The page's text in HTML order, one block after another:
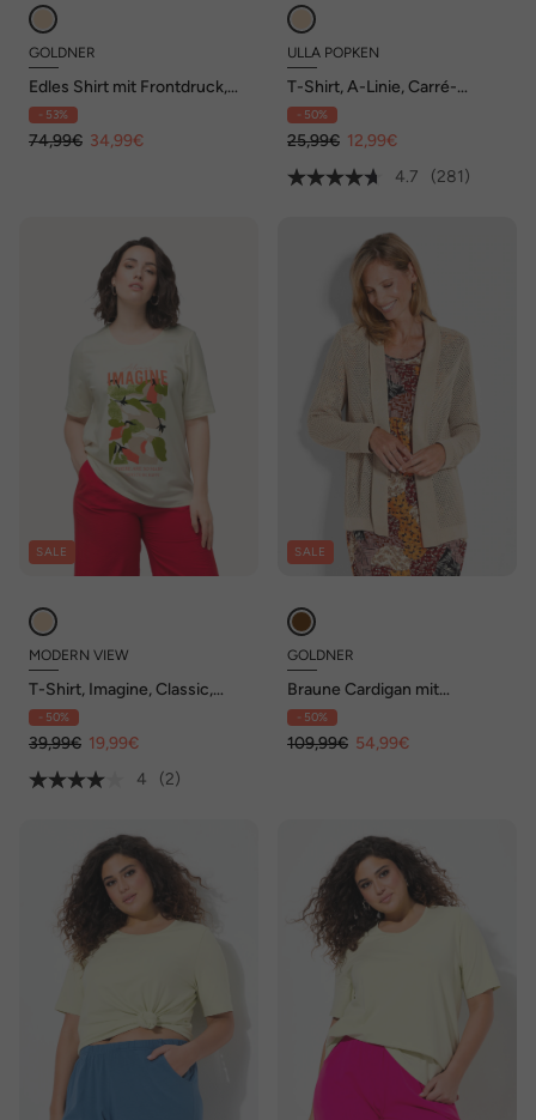
GOLDNER
Edles Shirt mit Frontdruck,
3/4-Arm
- 53%
74,99€ 34,99€
ULLA POPKEN
T-Shirt, A-Linie, Carré-
Ausschnitt, Halbarm
- 50%
25,99€ 12,99€
4.7
(281)
SALE
MODERN VIEW
T-Shirt, Imagine, Classic,
Rundhals, Halbarm
- 50%
39,99€ 19,99€
4
(2)
SALE
GOLDNER
Braune Cardigan mit
Ajourmuster
- 50%
109,99€ 54,99€